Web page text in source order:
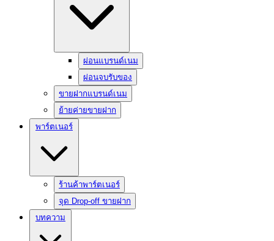
ผ่อนแบรนด์เนม
ผ่อนจบรับของ
ขายฝากแบรนด์เนม
ย้ายค่ายขายฝาก
พาร์ตเนอร์
ร้านค้าพาร์ตเนอร์
จุด Drop-off ขายฝาก
บทความ